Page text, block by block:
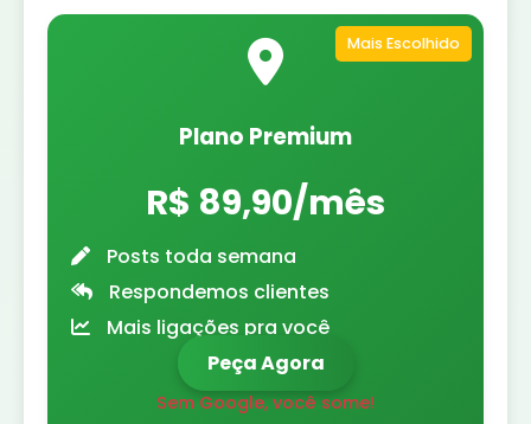
Mais Escolhido
Plano Premium
R$ 89,90/mês
Posts toda semana
Respondemos clientes
Mais ligações pra você
Peça Agora
Sem Google, você some!